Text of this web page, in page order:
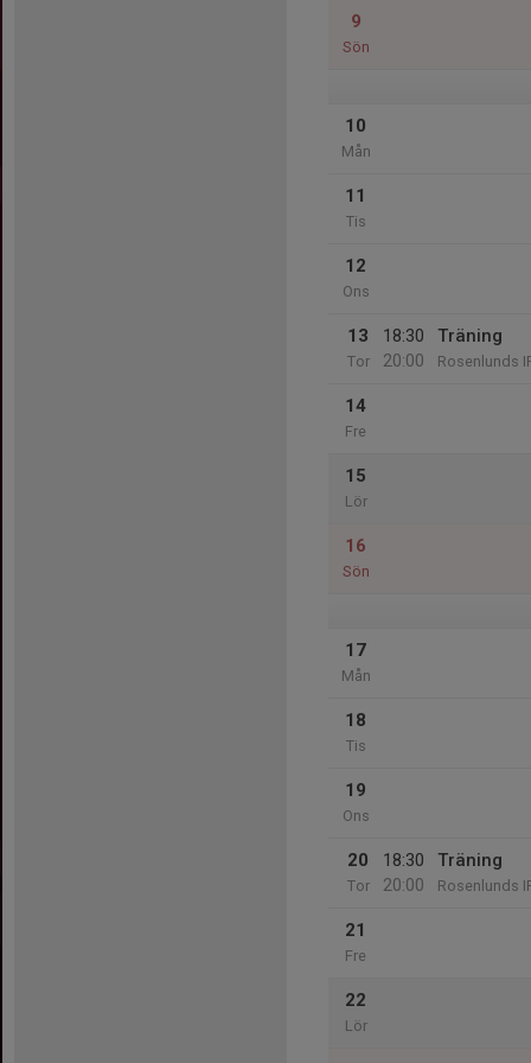
9
Sön
10
Mån
11
Tis
12
Ons
13
Tor
18:30
20:00
Träning
Rosenlunds
14
Fre
15
Lör
16
Sön
17
Mån
18
Tis
19
Ons
20
Tor
18:30
20:00
Träning
Rosenlunds
21
Fre
22
Lör